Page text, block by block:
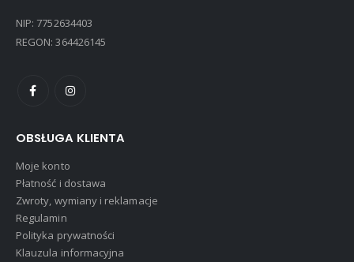
NIP: 7752634403
REGON: 364426145
OBSŁUGA KLIENTA
Moje konto
Płatność i dostawa
Zwroty, wymiany i reklamacje
Regulamin
Polityka prywatności
Klauzula informacyjna